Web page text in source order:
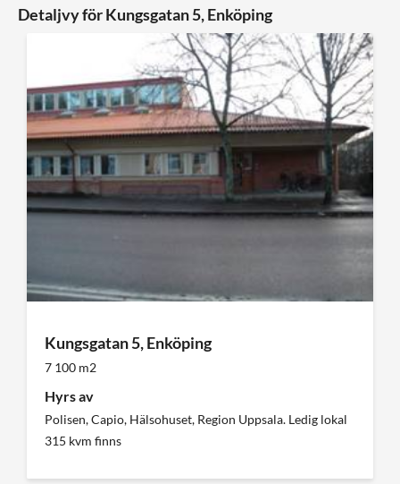
Detaljvy för Kungsgatan 5, Enköping
Kungsgatan 5, Enköping
7 100 m2
Hyrs av
Polisen, Capio, Hälsohuset, Region Uppsala. Ledig lokal
315 kvm finns